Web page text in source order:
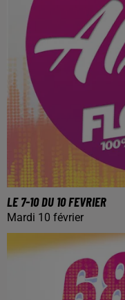
LE 7-10 DU 10 FEVRIER
Mardi 10 février